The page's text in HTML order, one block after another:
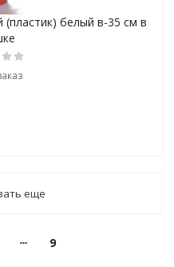
(пластик) белый в-35 см в
еще
9